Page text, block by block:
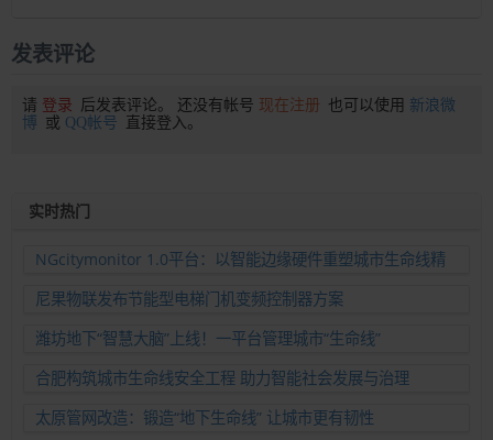
发表评论
请 登录 后发表评论。 还没有帐号 现在注册 也可以使用 新浪微
博 或 QQ帐号 直接登入。
实时热门
NGcitymonitor 1.0平台：以智能边缘硬件重塑城市生命线精
准运维新范式
尼果物联发布节能型电梯门机变频控制器方案
潍坊地下“智慧大脑”上线！一平台管理城市“生命线”
合肥构筑城市生命线安全工程 助力智能社会发展与治理
太原管网改造：锻造“地下生命线” 让城市更有韧性